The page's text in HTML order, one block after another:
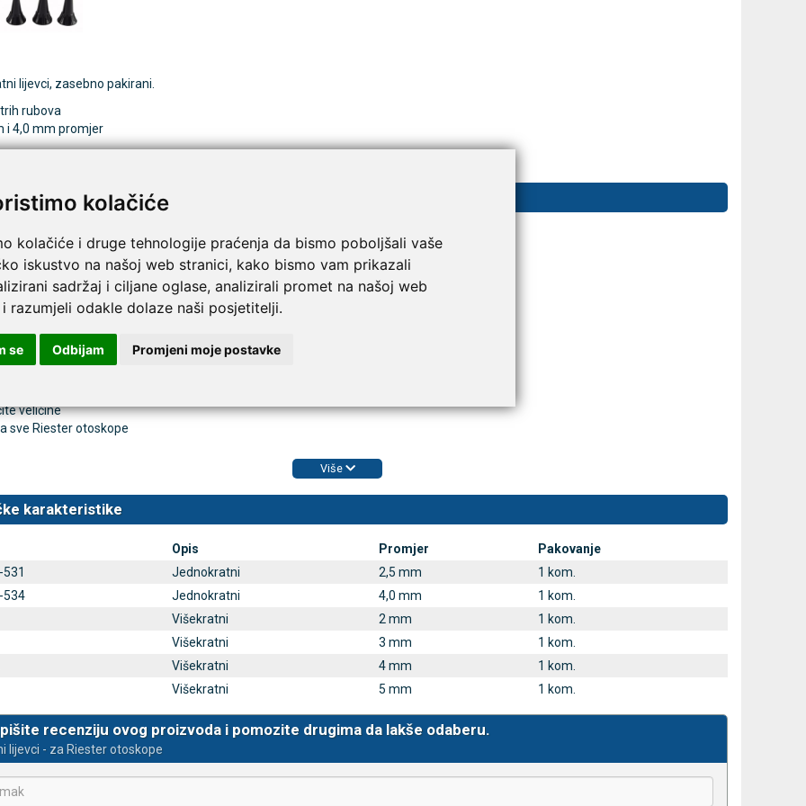
kolačiće
kolačiće i druge tehnologije praćenja da bismo poboljšali vaše
iskustvo na našoj web stranici, kako bismo vam prikazali
sadržaj i ciljane oglase, analizirali promet na našoj web
razumjeli odakle dolaze naši posjetitelji.
se Odbijam Promjeni moje postavke
lijevci, zasebno pakirani.
rubova
i 4,0 mm promjer
ušni lijevci | 2 mm, 3 mm, 4 mm, 5 mm
veličine
sve Riester otoskope
Više
karakteristike
Opis Promjer
Pakovanje
531
Jednokratni 2,5 mm
1 kom.
534
Jednokratni 4,0 mm
1 kom.
Višekratni 2 mm
1 kom.
Višekratni 3 mm
1 kom.
Višekratni 4 mm
1 kom.
Višekratni 5 mm 1 kom.
recenziju ovog proizvoda i pomozite drugima da lakše odaberu.
lijevci - za Riester otoskope